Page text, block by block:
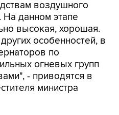
воздушного
На данном этапе
высокая, хорошая.
особенностей, в
по
огневых групп
- приводятся в
министра